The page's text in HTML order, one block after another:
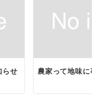
らせ 農家って地味に